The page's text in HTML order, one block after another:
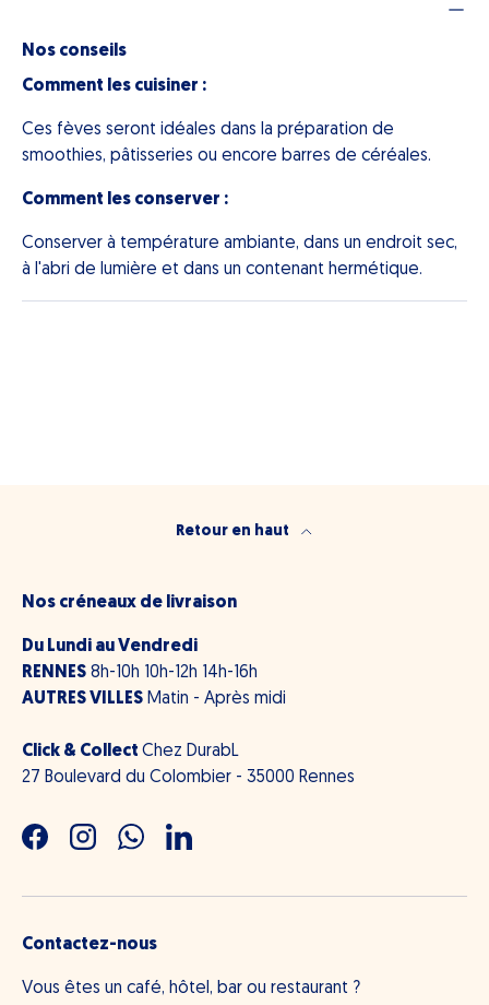
Nos conseils
Comment les cuisiner :
Ces fèves seront idéales dans la préparation de
smoothies, pâtisseries ou encore barres de céréales.
Comment les conserver :
Conserver à température ambiante, dans un endroit sec,
à l'abri de lumière et dans un contenant hermétique.
Retour en haut
Nos créneaux de livraison
Du Lundi au Vendredi
RENNES 8h-10h 10h-12h 14h-16h
AUTRES VILLES Matin - Après midi
Click & Collect Chez DurabL
27 Boulevard du Colombier - 35000 Rennes
FacebookInstagramWhatsAppLinkedIn
Contactez-nous
Vous êtes un café, hôtel, bar ou restaurant ?